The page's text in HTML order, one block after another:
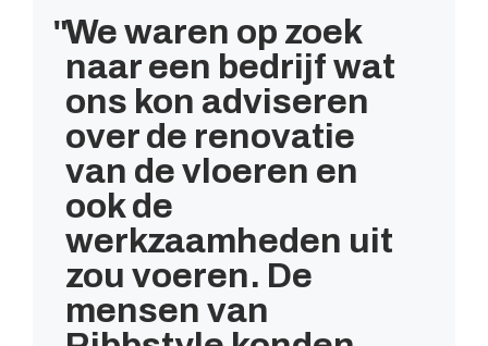
We waren op zoek
naar een bedrijf wat
ons kon adviseren
over de renovatie
van de vloeren en
ook de
werkzaamheden uit
zou voeren. De
mensen van